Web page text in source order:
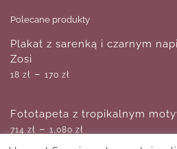
Polecane produkty
Plakat z sarenką i czarnym
Zosi
18 zł – 170 zł
Fototapeta z tropikalnym
714 zł – 1,080 zł